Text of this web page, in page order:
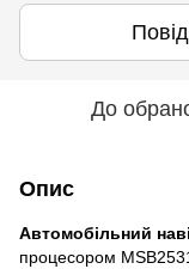
До
Опис
Автомобільний
процесором